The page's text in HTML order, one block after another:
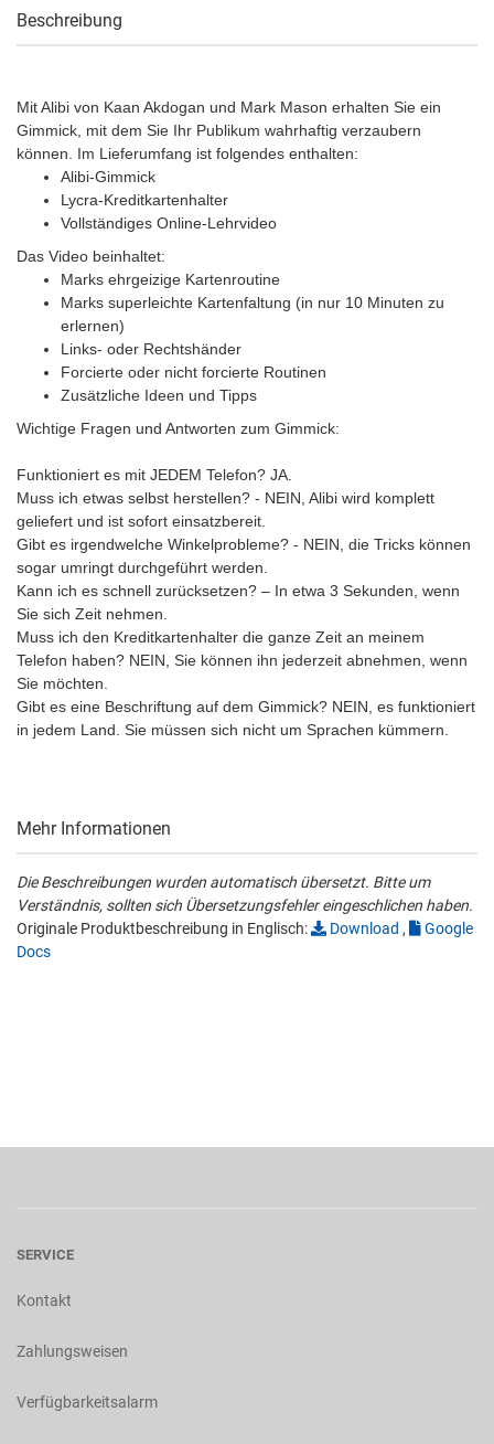
Beschreibung
Mit Alibi von Kaan Akdogan und Mark Mason erhalten Sie ein
Gimmick, mit dem Sie Ihr Publikum wahrhaftig verzaubern
können. Im Lieferumfang ist folgendes enthalten:
Alibi-Gimmick
Lycra-Kreditkartenhalter
Vollständiges Online-Lehrvideo
Das Video beinhaltet:
Marks ehrgeizige Kartenroutine
Marks superleichte Kartenfaltung (in nur 10 Minuten zu
erlernen)
Links- oder Rechtshänder
Forcierte oder nicht forcierte Routinen
Zusätzliche Ideen und Tipps
Wichtige Fragen und Antworten zum Gimmick:
Funktioniert es mit JEDEM Telefon? JA.
Muss ich etwas selbst herstellen? - NEIN, Alibi wird komplett
geliefert und ist sofort einsatzbereit.
Gibt es irgendwelche Winkelprobleme? - NEIN, die Tricks können
sogar umringt durchgeführt werden.
Kann ich es schnell zurücksetzen? – In etwa 3 Sekunden, wenn
Sie sich Zeit nehmen.
Muss ich den Kreditkartenhalter die ganze Zeit an meinem
Telefon haben? NEIN, Sie können ihn jederzeit abnehmen, wenn
Sie möchten.
Gibt es eine Beschriftung auf dem Gimmick? NEIN, es funktioniert
in jedem Land. Sie müssen sich nicht um Sprachen kümmern.
Mehr Informationen
Die Beschreibungen wurden automatisch übersetzt. Bitte um
Verständnis, sollten sich Übersetzungsfehler eingeschlichen haben.
Originale Produktbeschreibung in Englisch:
Download ,
Google
Docs
SERVICE
Kontakt
Zahlungsweisen
Verfügbarkeitsalarm